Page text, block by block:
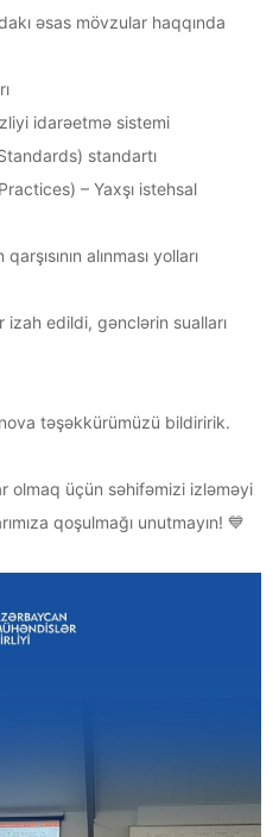
əsas mövzular haqqında
idarəetmə sistemi
standartı
– Yaxşı istehsal
alınması yolları
edildi, gənclərin sualları
təşəkkürümüzü bildiririk.
olmaq üçün səhifəmizi izləməyi
qoşulmağı unutmayın! 💙